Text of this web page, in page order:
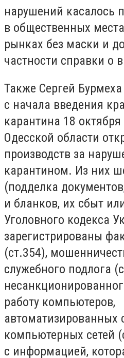
нарушений касалось
в общественных
рынках без маски и
частности справки о
Также Сергей
с начала введения
карантина 18
Одесской области
производств за
карантином. Из них
(подделка
и бланков, их сбыт
Уголовного кодекса
зарегистрированы
(ст.354),
служебного подлога
работу компьютеров,
автоматизированных
компьютерных сетей
с информацией,